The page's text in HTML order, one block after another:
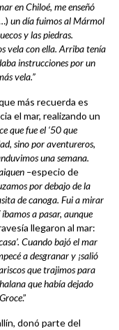
en Chiloé, me enseñó
un día fuimos al Mármol
y las piedras.
vela con ella. Arriba tenía
instrucciones por un
vela.”
más recuerda es
el mar, realizando un
que fue el ‘50 que
sino por aventureros,
una semana.
–especio de
por debajo de la
de canoga. Fui a mirar
a pasar, aunque
llegaron al mar:
Cuando bajó el mar
a desgranar y ¡salió
que trajimos para
que había dejado
.”
donó parte del